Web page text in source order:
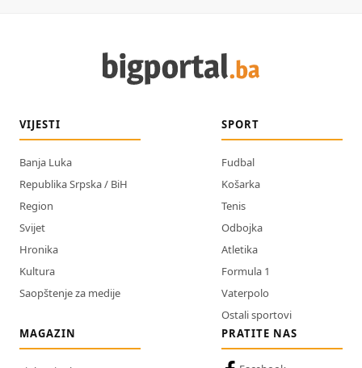
VIJESTI
Banja Luka
Republika Srpska / BiH
Region
Svijet
Hronika
Kultura
Saopštenje za medije
SPORT
Fudbal
Košarka
Tenis
Odbojka
Atletika
Formula 1
Vaterpolo
Ostali sportovi
MAGAZIN
PRATITE NAS